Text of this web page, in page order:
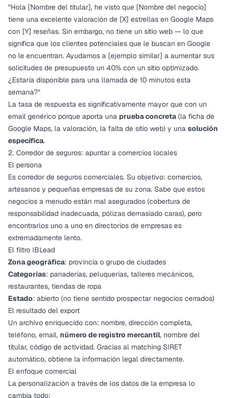
"Hola [Nombre del titular], he visto que [Nombre del negocio]
tiene una excelente valoración de [X] estrellas en Google Maps
con [Y] reseñas. Sin embargo, no tiene un sitio web — lo que
significa que los clientes potenciales que le buscan en Google
no le encuentran. Ayudamos a [ejemplo similar] a aumentar sus
solicitudes de presupuesto un 40% con un sitio optimizado.
¿Estaría disponible para una llamada de 10 minutos esta
semana?"
La tasa de respuesta es significativamente mayor que con un
email genérico porque aporta una prueba concreta(la ficha de
Google Maps, la valoración, la falta de sitio web) y una solución
específica.
2. Corredor de seguros: apuntar a comercios locales
El persona
Es corredor de seguros comerciales. Su objetivo: comercios,
artesanos y pequeñas empresas de su zona. Sabe que estos
negocios a menudo están mal asegurados (cobertura de
responsabilidad inadecuada, pólizas demasiado caras), pero
encontrarlos uno a uno en directorios de empresas es
extremadamente lento.
El filtro IBLead
Zona geográfica: provincia o grupo de ciudades
Categorías: panaderías, peluquerías, talleres mecánicos,
restaurantes, tiendas de ropa
Estado: abierto (no tiene sentido prospectar negocios cerrados)
El resultado del export
Un archivo enriquecido con: nombre, dirección completa,
teléfono, email, número de registro mercantil, nombre del
titular, código de actividad. Gracias al matching SIRET
automático, obtiene la información legal directamente.
El enfoque comercial
La personalización a través de los datos de la empresa lo
cambia todo: